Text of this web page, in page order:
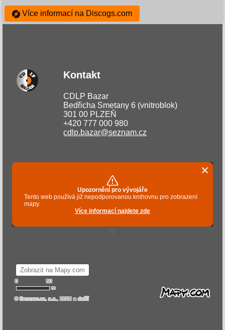
Více informací na Discogs.com
Kontakt
CDLP Bazar
Bedřicha Smetany 6 (vnitroblok)
301 00 PLZEŇ
+420 777 000 980
cdlp.bazar@seznam.cz